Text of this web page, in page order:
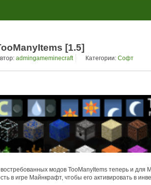
[1.5]
admingameminecraft Категории: Софт
модов TooManyItems теперь и для
в игре Майнкрафт, чтобы его активировать в